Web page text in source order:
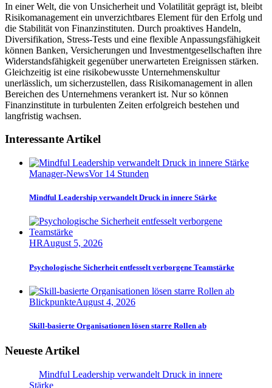
In einer Welt, die von Unsicherheit und Volatilität geprägt ist, bleibt
Risikomanagement ein unverzichtbares Element für den Erfolg und
die Stabilität von Finanzinstituten. Durch proaktives Handeln,
Diversifikation, Stress-Tests und eine flexible Anpassungsfähigkeit
können Banken, Versicherungen und Investmentgesellschaften ihre
Widerstandsfähigkeit gegenüber unerwarteten Ereignissen stärken.
Gleichzeitig ist eine risikobewusste Unternehmenskultur
unerlässlich, um sicherzustellen, dass Risikomanagement in allen
Bereichen des Unternehmens verankert ist. Nur so können
Finanzinstitute in turbulenten Zeiten erfolgreich bestehen und
langfristig wachsen.
Interessante Artikel
Manager-NewsVor 14 Stunden
Mindful Leadership verwandelt Druck in innere Stärke
HRAugust 5, 2026
Psychologische Sicherheit entfesselt verborgene Teamstärke
BlickpunkteAugust 4, 2026
Skill-basierte Organisationen lösen starre Rollen ab
Neueste Artikel
Mindful Leadership verwandelt Druck in innere
Stärke